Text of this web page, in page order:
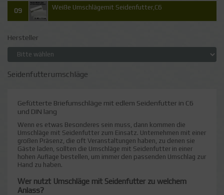
09 Weiße Umschlägemit Seidenfutter,C6
Hersteller
Seidenfutterumschläge
Gefütterte Briefumschläge mit edlem Seidenfutter in C6
und DIN lang
Wenn es etwas Besonderes sein muss, dann kommen die
Umschläge mit Seidenfutter zum Einsatz. Unternehmen mit einer
großen Präsenz, die oft Veranstaltungen haben, zu denen sie
Gäste laden, sollten die Umschläge mit Seidenfutter in einer
hohen Auflage bestellen, um immer den passenden Umschlag zur
Hand zu haben.
Wer nutzt Umschläge mit Seidenfutter zu welchem
Anlass?